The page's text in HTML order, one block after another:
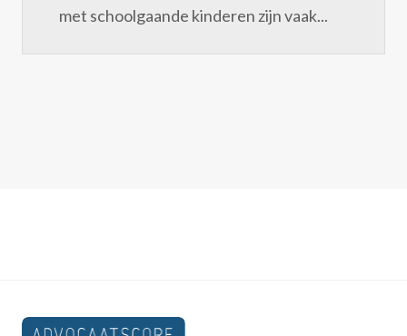
met schoolgaande kinderen zijn vaak...